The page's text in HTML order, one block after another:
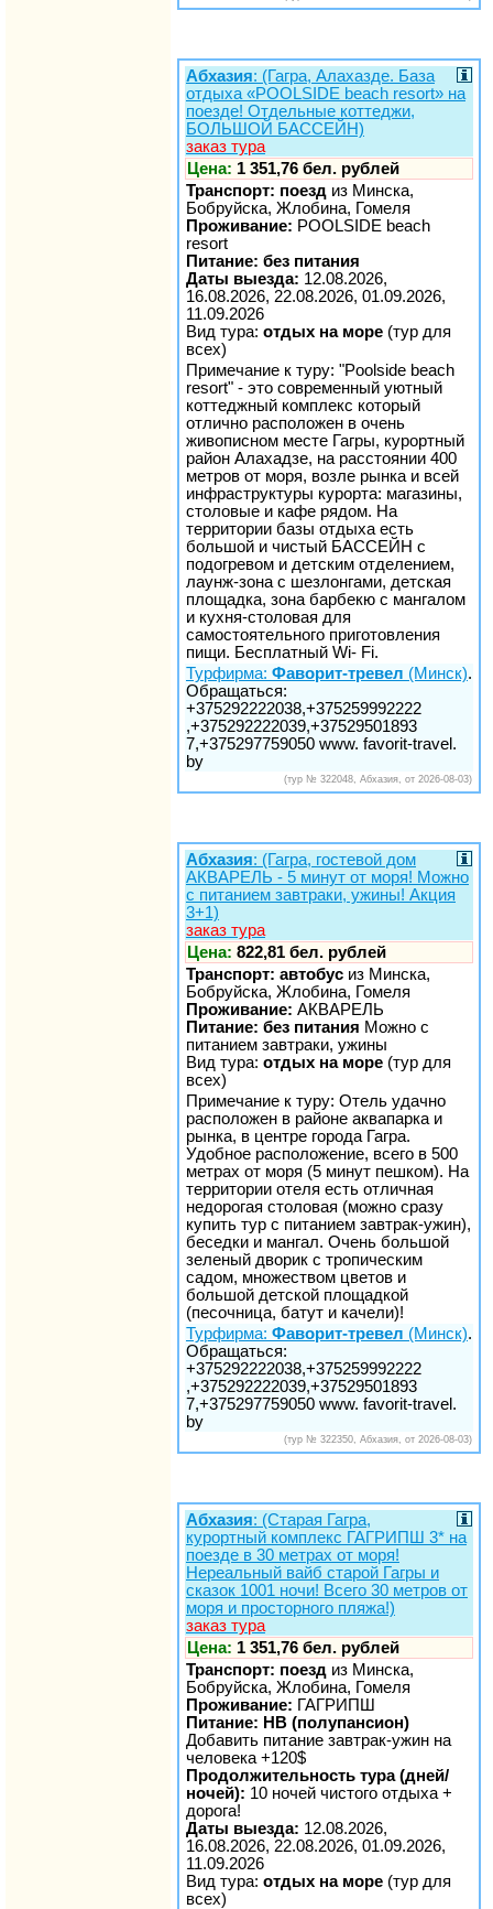
Абхазия: (Гагра, Алахазде. База
отдыха «POOLSIDE beach resort» на
поезде! Отдельные коттеджи,
БОЛЬШОЙ БАССЕЙН)
заказ тура
Цена: 1 351,76 бел. рублей
Транспорт: поезд из Минска,
Бобруйска, Жлобина, Гомеля
Проживание: POOLSIDE beach
resort
Питание: без питания
Даты выезда: 12.08.2026,
16.08.2026, 22.08.2026, 01.09.2026,
11.09.2026
Вид тура: отдых на море (тур для
всех)
Примечание к туру: "Poolside beach
resort" - это современный уютный
коттеджный комплекс который
отлично расположен в очень
живописном месте Гагры, курортный
район Алахадзе, на расстоянии 400
метров от моря, возле рынка и всей
инфраструктуры курорта: магазины,
столовые и кафе рядом. На
территории базы отдыха есть
большой и чистый БАССЕЙН с
подогревом и детским отделением,
лаунж-зона с шезлонгами, детская
площадка, зона барбекю с мангалом
и кухня-столовая для
самостоятельного приготовления
пищи. Бесплатный Wi- Fi.
Турфирма: Фаворит-тревел (Минск).
Обращаться:
+375292222038,+375259992222
,+375292222039,+37529501893
7,+375297759050 www. favorit-travel.
by
(тур № 322048, Абхазия, от 2026-08-03)
Абхазия: (Гагра, гостевой дом
АКВАРЕЛЬ - 5 минут от моря! Можно
с питанием завтраки, ужины! Акция
3+1)
заказ тура
Цена: 822,81 бел. рублей
Транспорт: автобус из Минска,
Бобруйска, Жлобина, Гомеля
Проживание: АКВАРЕЛЬ
Питание: без питания Можно с
питанием завтраки, ужины
Вид тура: отдых на море (тур для
всех)
Примечание к туру: Отель удачно
расположен в районе аквапарка и
рынка, в центре города Гагра.
Удобное расположение, всего в 500
метрах от моря (5 минут пешком). На
территории отеля есть отличная
недорогая столовая (можно сразу
купить тур с питанием завтрак-ужин),
беседки и мангал. Очень большой
зеленый дворик с тропическим
садом, множеством цветов и
большой детской площадкой
(песочница, батут и качели)!
Турфирма: Фаворит-тревел (Минск).
Обращаться:
+375292222038,+375259992222
,+375292222039,+37529501893
7,+375297759050 www. favorit-travel.
by
(тур № 322350, Абхазия, от 2026-08-03)
Абхазия: (Старая Гагра,
курортный комплекс ГАГРИПШ 3* на
поезде в 30 метрах от моря!
Нереальный вайб старой Гагры и
сказок 1001 ночи! Всего 30 метров от
моря и просторного пляжа!)
заказ тура
Цена: 1 351,76 бел. рублей
Транспорт: поезд из Минска,
Бобруйска, Жлобина, Гомеля
Проживание: ГАГРИПШ
Питание: HB (полупансион)
Добавить питание завтрак-ужин на
человека +120$
Продолжительность тура (дней/
ночей): 10 ночей чистого отдыха +
дорога!
Даты выезда: 12.08.2026,
16.08.2026, 22.08.2026, 01.09.2026,
11.09.2026
Вид тура: отдых на море (тур для
всех)